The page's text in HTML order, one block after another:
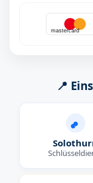
mastercard
📍